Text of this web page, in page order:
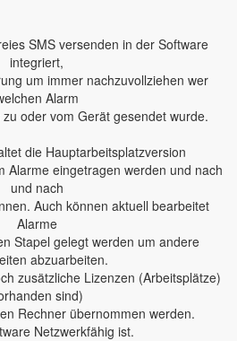
SMS versenden in der Software
integriert,
um immer nachzuvollziehen wer
Alarm
oder vom Gerät gesendet wurde.
die Hauptarbeitsplatzversion
Alarme eingetragen werden und nach
und nach
Auch können aktuell bearbeitet
Alarme
Stapel gelegt werden um andere
abzuarbeiten.
zusätzliche Lizenzen (Arbeitsplätze)
sind)
Rechner übernommen werden.
Netzwerkfähig ist.